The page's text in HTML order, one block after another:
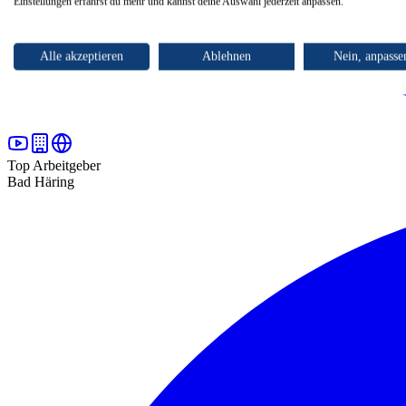
Top Arbeitgeber
Bad Häring
Alle akzeptieren Ablehnen Nein,